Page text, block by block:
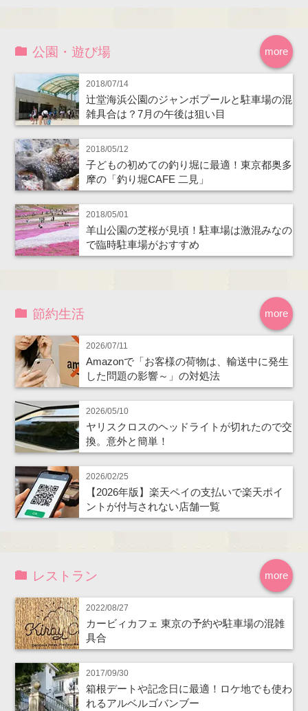
more
公園・遊び場
2018/07/14
辻堂海浜公園のジャンボプールと駐車場の混
雑具合は？7月の午後は狙い目
2018/05/12
子どもの初めての釣り堀に最適！東京都奥多
摩の「釣り堀CAFE 二見」
2018/05/01
羊山公園の芝桜が見頃！駐車場は激混みなの
で臨時駐車場がおすすめ
more
節約生活
2026/07/11
Amazonで「お客様の荷物は、輸送中に発生
した問題の影響～」の対処法
2026/05/10
ヤリスクロスのヘッドライトが切れたので交
換。意外と簡単！
2026/02/25
【2026年版】楽天ペイの支払いで楽天ポイ
ントが付与されない店舗一覧
more
レストラン
2022/08/27
カービィカフェ 東京の予約や駐車場の混雑
具合
2017/09/30
箱根デートや記念日に最適！ロケ地でも使わ
れるアルベルゴバンブー